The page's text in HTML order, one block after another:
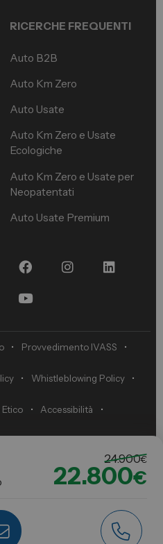
24.900€
22.800€
RICERCHE FREQUENTI
Auto B2B
Auto Km Zero
Auto Usate
Auto Km Zero e Usate
Ecologiche
Auto Km Zero e Usate per
Neopatentati
Auto Usate Premium
• Provvedimento IVASS •
• Whistleblowing Policy •
• Accessibilità •
Legale: Via Ala di Stura 84, 10148
Studio